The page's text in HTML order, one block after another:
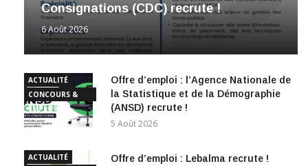
Consignations (CDC) recrute !
6 Août 2026
ACTUALITÉ
CONCOURS &
EMPLOI
Offre d’emploi : l’Agence Nationale de
la Statistique et de la Démographie
(ANSD) recrute !
5 Août 2026
ACTUALITÉ
Offre d’emploi : Lebalma recrute !